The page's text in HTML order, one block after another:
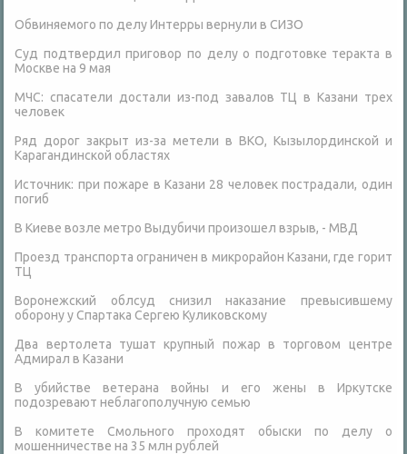
Обвиняемого по делу Интерры вернули в СИЗО
Суд подтвердил приговор по делу о подготовке теракта в
Москве на 9 мая
МЧС: спасатели достали из-под завалов ТЦ в Казани трех
человек
Ряд дорог закрыт из-за метели в ВКО, Кызылординской и
Карагандинской областях
Источник: при пожаре в Казани 28 человек пострадали, один
погиб
В Киеве возле метро Выдубичи произошел взрыв, - МВД
Проезд транспорта ограничен в микрорайон Казани, где горит
ТЦ
Воронежский облсуд снизил наказание превысившему
оборону у Спартака Сергею Куликовскому
Два вертолета тушат крупный пожар в торговом центре
Адмирал в Казани
В убийстве ветерана войны и его жены в Иркутске
подозревают неблагополучную семью
В комитете Смольного проходят обыски по делу о
мошенничестве на 35 млн рублей